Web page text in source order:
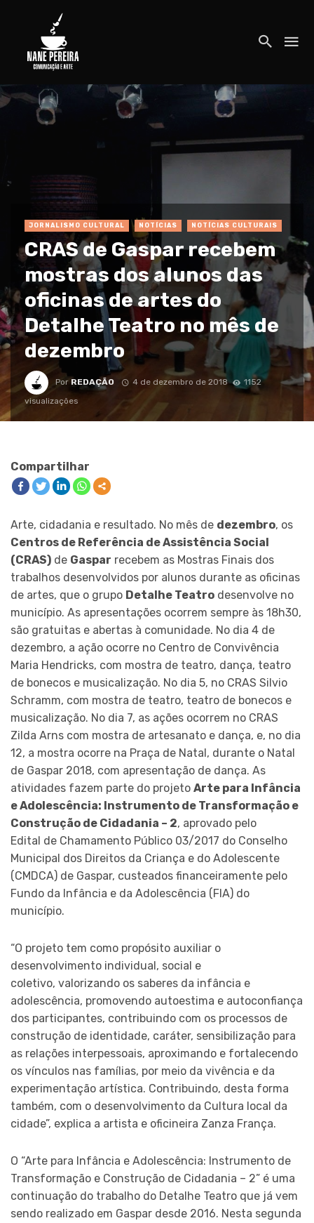
JORNALISMO CULTURAL NOTÍCIAS NOTÍCIAS CULTURAIS
CRAS de Gaspar recebem
mostras dos alunos das
oficinas de artes do
Detalhe Teatro no mês de
dezembro
Por REDAÇÃO 4 de dezembro de 2018
1152
visualizações
Compartilhar
Arte, cidadania e resultado. No mês de dezembro, os
Centros de Referência de Assistência Social
(CRAS) de Gaspar recebem as Mostras Finais dos
trabalhos desenvolvidos por alunos durante as oficinas
de artes, que o grupo Detalhe Teatro desenvolve no
município. As apresentações ocorrem sempre às 18h30,
são gratuitas e abertas à comunidade. No dia 4 de
dezembro, a ação ocorre no Centro de Convivência
Maria Hendricks, com mostra de teatro, dança, teatro
de bonecos e musicalização. No dia 5, no CRAS Silvio
Schramm, com mostra de teatro, teatro de bonecos e
musicalização. No dia 7, as ações ocorrem no CRAS
Zilda Arns com mostra de artesanato e dança, e, no dia
12, a mostra ocorre na Praça de Natal, durante o Natal
de Gaspar 2018, com apresentação de dança. As
atividades fazem parte do projeto Arte para Infância
e Adolescência: Instrumento de Transformação e
Construção de Cidadania – 2, aprovado pelo
Edital de Chamamento Público 03/2017 do Conselho
Municipal dos Direitos da Criança e do Adolescente
(CMDCA) de Gaspar, custeados financeiramente pelo
Fundo da Infância e da Adolescência (FIA) do
município.
“O projeto tem como propósito auxiliar o
desenvolvimento individual, social e
coletivo, valorizando os saberes da infância e
adolescência, promovendo autoestima e autoconfiança
dos participantes, contribuindo com os processos de
construção de identidade, caráter, sensibilização para
as relações interpessoais, aproximando e fortalecendo
os vínculos nas famílias, por meio da vivência e da
experimentação artística. Contribuindo, desta forma
também, com o desenvolvimento da Cultura local da
cidade”, explica a artista e oficineira Zanza França.
O “Arte para Infância e Adolescência: Instrumento de
Transformação e Construção de Cidadania – 2” é uma
continuação do trabalho do Detalhe Teatro que já vem
sendo realizado em Gaspar desde 2016. Nesta segunda